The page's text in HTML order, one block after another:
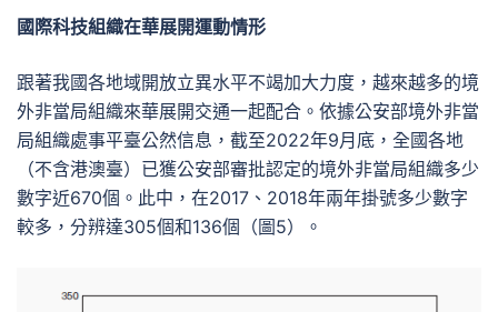
國際科技組織在華展開運動情形
跟著我國各地域開放立異水平不竭加大力度，越來越多的境
外非當局組織來華展開交通一起配合。依據公安部境外非當
局組織處事平臺公然信息，截至2022年9月底，全國各地
（不含港澳臺）已獲公安部審批認定的境外非當局組織多少
數字近670個。此中，在2017、2018年兩年掛號多少數字
較多，分辨達305個和136個（圖5）。